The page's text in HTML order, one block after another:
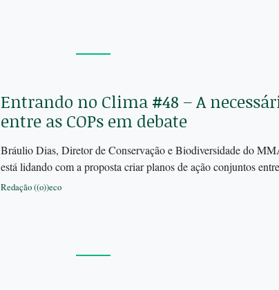
Entrando no Clima #48 – A
entre as COPs em debate
Bráulio Dias, Diretor de Conservação e Biodiversidade do
está lidando com a proposta criar planos de ação conjuntos
Redação ((o))eco